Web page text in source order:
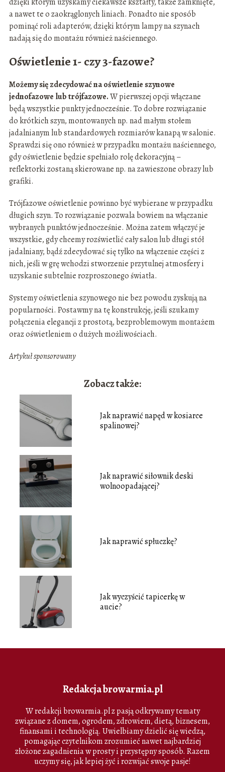
a nawet te o zaokrąglonych liniach. Ponadto nie sposób
pominąć roli adapterów, dzięki którym lampy na szynach
nadają się do montażu również naściennego.
Oświetlenie 1- czy 3-fazowe?
Możemy się zdecydować na oświetlenie szynowe
jednofazowe lub trójfazowe.W pierwszej opcji włączane
będą wszystkie punkty jednocześnie. To dobre rozwiązanie
do krótkich szyn, montowanych np. nad małym stołem
jadalnianym lub standardowych rozmiarów kanapą w salonie.
Sprawdzi się ono również w przypadku montażu naściennego,
gdy oświetlenie będzie spełniało rolę dekoracyjną –
reflektorki zostaną skierowane np. na zawieszone obrazy lub
grafiki.
Trójfazowe oświetlenie powinno być wybierane w przypadku
długich szyn. To rozwiązanie pozwala bowiem na włączanie
wybranych punktów jednocześnie. Można zatem włączyć je
wszystkie, gdy chcemy rozświetlić cały salon lub długi stół
jadalniany, bądź zdecydować się tylko na włączenie części z
nich, jeśli w grę wchodzi stworzenie przytulnej atmosfery i
uzyskanie subtelnie rozproszonego światła.
Systemy oświetlenia szynowego nie bez powodu zyskują na
popularności. Postawmy na tę konstrukcję, jeśli szukamy
połączenia elegancji z prostotą, bezproblemowym montażem
oraz oświetleniem o dużych możliwościach.
Artykuł sponsorowany
Zobacz także:
Jak naprawić napęd w kosiarce
spalinowej?
Jak naprawić siłownik deski
wolnoopadającej?
Jak naprawić spłuczkę?
Jak wyczyścić tapicerkę w
aucie?
Redakcja browarmia.pl
W redakcji browarmia.pl z pasją odkrywamy tematy
związane z domem, ogrodem, zdrowiem, dietą, biznesem,
finansami i technologią. Uwielbiamy dzielić się wiedzą,
pomagając czytelnikom zrozumieć nawet najbardziej
złożone zagadnienia w prosty i przystępny sposób. Razem
uczymy się, jak lepiej żyć i rozwijać swoje pasje!